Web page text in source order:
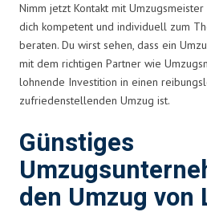
Nimm jetzt Kontakt mit
dich kompetent und individuell zum
beraten. Du wirst sehen, dass ein
mit dem richtigen Partner wie
lohnende Investition in einen
zufriedenstellenden Umzug ist.
Günstiges
den Umzug von